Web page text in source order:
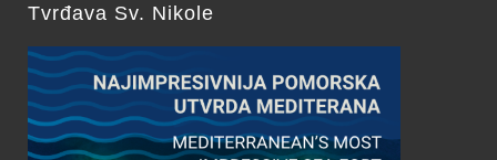
Tvrđava Sv. Nikole